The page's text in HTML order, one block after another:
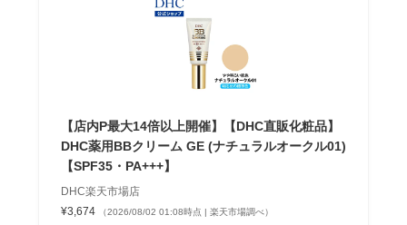
【店内P最大14倍以上開催】【DHC直販化粧品】
DHC薬用BBクリーム GE (ナチュラルオークル01)
【SPF35・PA+++】
DHC楽天市場店
¥3,674
（2026/08/02 01:08時点 | 楽天市場調べ）